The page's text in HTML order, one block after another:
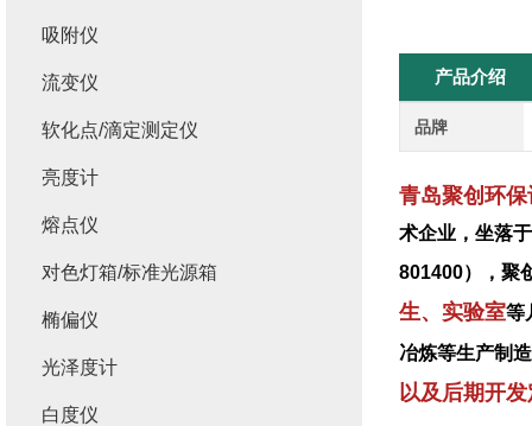
产品介绍
品牌
青岛聚创环
术企业，坐落
801400），聚
生、实验室等
冶炼等生产制
以及后期开
吸附仪
流变仪
软化点/滴定测定仪
亮度计
熔点仪
对色灯箱/标准光源箱
椭偏仪
光泽度计
白度仪